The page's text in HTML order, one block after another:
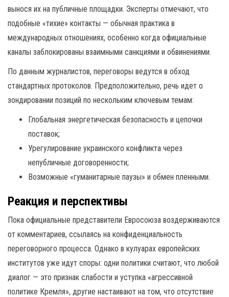
вынося их на публичные площадки. Эксперты отмечают, что
подобные «тихие» контакты — обычная практика в
международных отношениях, особенно когда официальные
каналы заблокированы взаимными санкциями и обвинениями.
По данным журналистов, переговоры ведутся в обход
стандартных протоколов. Предположительно, речь идет о
зондировании позиций по нескольким ключевым темам:
Глобальная энергетическая безопасность и цепочки
поставок;
Урегулирование украинского конфликта через
непубличные договоренности;
Возможные «гуманитарные паузы» и обмен пленными.
Реакция и перспективы
Пока официальные представители Евросоюза воздерживаются
от комментариев, ссылаясь на конфиденциальность
переговорного процесса. Однако в кулуарах европейских
институтов уже идут споры: одни политики считают, что любой
диалог — это признак слабости и уступка «агрессивной
политике Кремля», другие настаивают на том, что отсутствие